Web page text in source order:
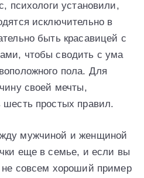
психологи установили,
исключительно в
быть красавицей с
чтобы сводить с ума
пола. Для
своей мечты,
шесть простых правил.
мужчиной и женщиной
еще в семье, и если вы
совсем хороший пример